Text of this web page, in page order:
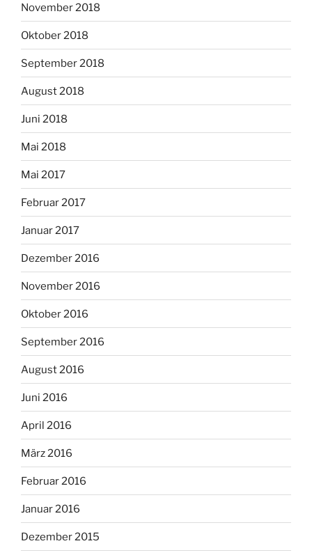
November 2018
Oktober 2018
September 2018
August 2018
Juni 2018
Mai 2018
Mai 2017
Februar 2017
Januar 2017
Dezember 2016
November 2016
Oktober 2016
September 2016
August 2016
Juni 2016
April 2016
März 2016
Februar 2016
Januar 2016
Dezember 2015